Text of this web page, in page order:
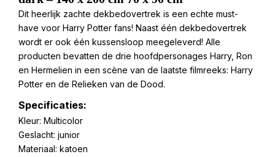
Dit heerlijk zachte dekbedovertrek is een echte must-
have voor Harry Potter fans! Naast één dekbedovertrek
wordt er ook één kussensloop meegeleverd! Alle
producten bevatten de drie hoofdpersonages Harry, Ron
en Hermelien in een scène van de laatste filmreeks: Harry
Potter en de Relieken van de Dood.
Specificaties:
Kleur: Multicolor
Geslacht: junior
Materiaal: katoen